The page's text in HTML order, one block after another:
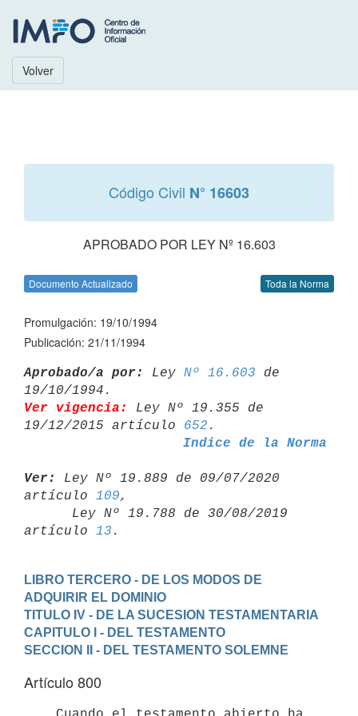
Volver
Código Civil N° 16603
APROBADO POR LEY Nº 16.603
Documento Actualizado Toda la Norma
Promulgación: 19/10/1994
Publicación: 21/11/1994
Aprobado/a por: Ley Nº 16.603 de
Ver vigencia:
Ley Nº 19.355 de
19/12/2015 artículo 652
Indice de la Norma
Ver:
Ley Nº 19.889 de 09/07/2020
artículo 109,
artículo 13
LIBRO TERCERO - DE LOS MODOS DE
ADQUIRIR EL DOMINIO
TITULO IV - DE LA SUCESION TESTAMENTARIA
CAPITULO I - DEL TESTAMENTO
SECCION II - DEL TESTAMENTO SOLEMNE
Artículo 800